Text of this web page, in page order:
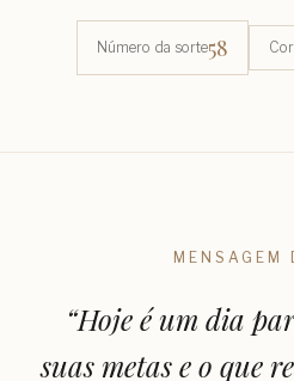
Número da sorte58
MENSAGEM
“Hoje é um dia
suas metas e o que